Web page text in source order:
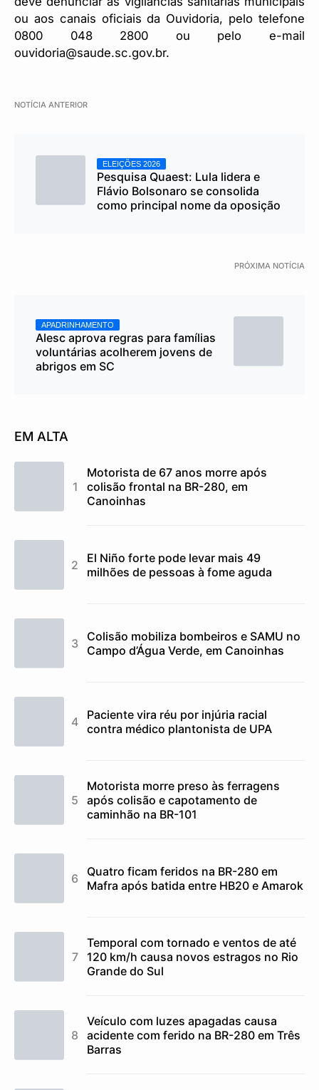
ou aos canais oficiais da Ouvidoria, pelo telefone
0800 048 2800 ou pelo e-mail
ouvidoria@saude.sc.gov.br.
NOTÍCIA ANTERIOR
ELEIÇÕES 2026
Pesquisa Quaest: Lula lidera e
Flávio Bolsonaro se consolida
como principal nome da oposição
PRÓXIMA NOTÍCIA
APADRINHAMENTO
Alesc aprova regras para famílias
voluntárias acolherem jovens de
abrigos em SC
EM ALTA
Motorista de 67 anos morre após
colisão frontal na BR-280, em
Canoinhas
El Niño forte pode levar mais 49
milhões de pessoas à fome aguda
Colisão mobiliza bombeiros e SAMU no
Campo d’Água Verde, em Canoinhas
Paciente vira réu por injúria racial
contra médico plantonista de UPA
Motorista morre preso às ferragens
após colisão e capotamento de
caminhão na BR-101
Quatro ficam feridos na BR-280 em
Mafra após batida entre HB20 e Amarok
Temporal com tornado e ventos de até
120 km/h causa novos estragos no Rio
Grande do Sul
Veículo com luzes apagadas causa
acidente com ferido na BR-280 em Três
Barras